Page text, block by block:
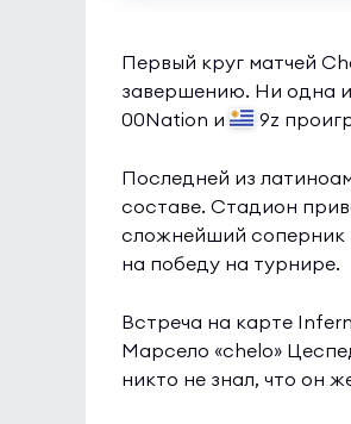
Первый круг матчей
завершению. Ни одна
00Nation и
9z
Последней из
составе. Стадион
сложнейший соперник
на победу на турнире.
Встреча на карте
Марсело «chelo»
никто не знал, что он